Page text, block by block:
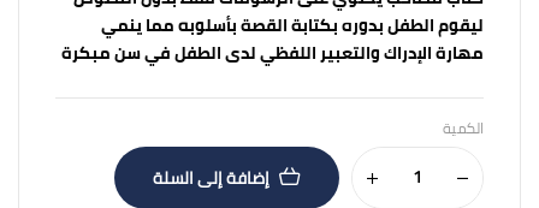
ليقوم الطفل بدوره بكتابة القصة بأسلوبه مما ينمي
مهارة الإدراك والتعبير اللفظي لدى الطفل في سن مبكرة
الكمية
إضافة إلى السلة